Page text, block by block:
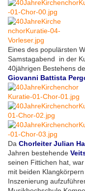
Eines des populärsten
Samstagabend in der
40jährigen Bestehens
Giovanni Battista
Da Chorleiter Julian
Jahren bestehende
seinen Fittichen hat,
mit beiden
Inszenierung